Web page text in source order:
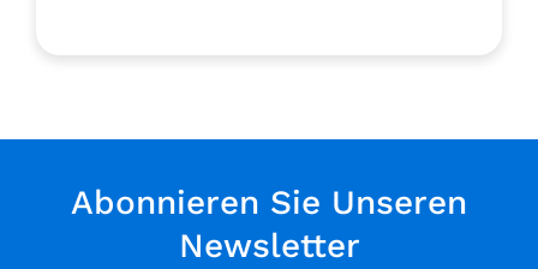
Abonnieren Sie Unseren
Newsletter